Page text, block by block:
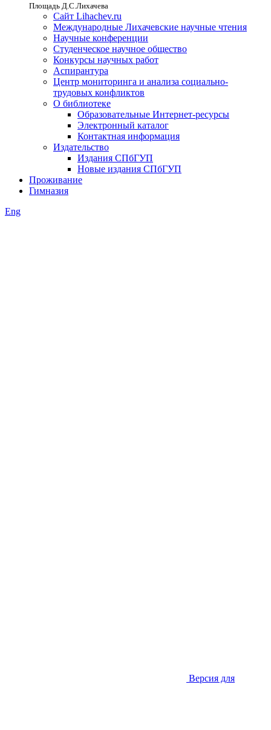
Площадь Д.С.Лихачева
Сайт Lihachev.ru
Международные Лихачевские научные чтения
Научные конференции
Студенческое научное общество
Конкурсы научных работ
Аспирантура
Центр мониторинга и анализа социально-
трудовых конфликтов
О библиотеке
Образовательные Интернет-ресурсы
Электронный каталог
Контактная информация
Издательство
Издания СПбГУП
Новые издания СПбГУП
Проживание
Гимназия
Eng
Версия для